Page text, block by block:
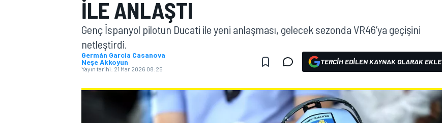
WORLD SUPERBIKE
ILE ANLAŞTI
Genç İspanyol pilotun Ducati ile yeni anlaşması, gelecek sezonda VR46’ya geçişini
netleştirdi.
Germán Garcia Casanova
Neşe Akkoyun
Yayın tarihi: 21 Mar 2026 08:25
TERCIH EDILEN KAYNAK OLARAK EKLE